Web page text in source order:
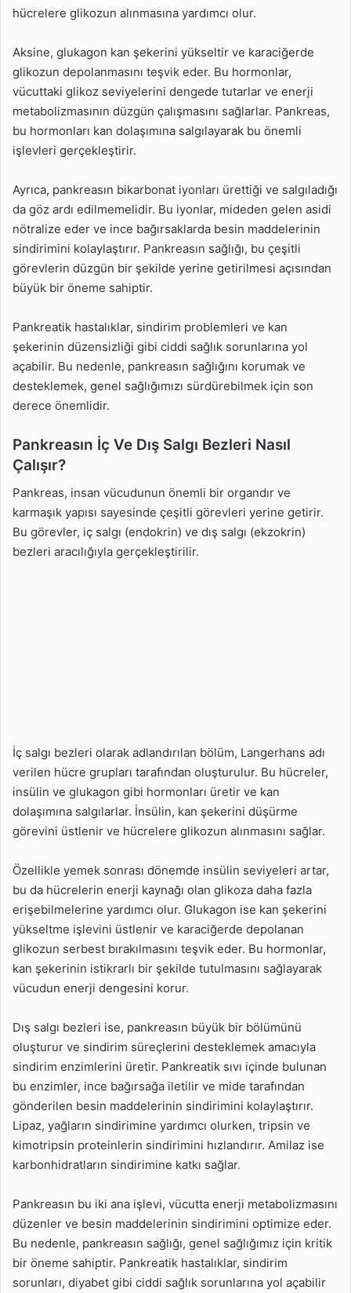
hücrelere glikozun alınmasına yardımcı olur.
Aksine, glukagon kan şekerini yükseltir ve karaciğerde
glikozun depolanmasını teşvik eder. Bu hormonlar,
vücuttaki glikoz seviyelerini dengede tutarlar ve enerji
metabolizmasının düzgün çalışmasını sağlarlar. Pankreas,
bu hormonları kan dolaşımına salgılayarak bu önemli
işlevleri gerçekleştirir.
Ayrıca, pankreasın bikarbonat iyonları ürettiği ve salgıladığı
da göz ardı edilmemelidir. Bu iyonlar, mideden gelen asidi
nötralize eder ve ince bağırsaklarda besin maddelerinin
sindirimini kolaylaştırır. Pankreasın sağlığı, bu çeşitli
görevlerin düzgün bir şekilde yerine getirilmesi açısından
büyük bir öneme sahiptir.
Pankreatik hastalıklar, sindirim problemleri ve kan
şekerinin düzensizliği gibi ciddi sağlık sorunlarına yol
açabilir. Bu nedenle, pankreasın sağlığını korumak ve
desteklemek, genel sağlığımızı sürdürebilmek için son
derece önemlidir.
Pankreasın İç Ve Dış Salgı Bezleri Nasıl
Çalışır?
Pankreas, insan vücudunun önemli bir organdır ve
karmaşık yapısı sayesinde çeşitli görevleri yerine getirir.
Bu görevler, iç salgı (endokrin) ve dış salgı (ekzokrin)
bezleri aracılığıyla gerçekleştirilir.
İç salgı bezleri olarak adlandırılan bölüm, Langerhans adı
verilen hücre grupları tarafından oluşturulur. Bu hücreler,
insülin ve glukagon gibi hormonları üretir ve kan
dolaşımına salgılarlar. İnsülin, kan şekerini düşürme
görevini üstlenir ve hücrelere glikozun alınmasını sağlar.
Özellikle yemek sonrası dönemde insülin seviyeleri artar,
bu da hücrelerin enerji kaynağı olan glikoza daha fazla
erişebilmelerine yardımcı olur. Glukagon ise kan şekerini
yükseltme işlevini üstlenir ve karaciğerde depolanan
glikozun serbest bırakılmasını teşvik eder. Bu hormonlar,
kan şekerinin istikrarlı bir şekilde tutulmasını sağlayarak
vücudun enerji dengesini korur.
Dış salgı bezleri ise, pankreasın büyük bir bölümünü
oluşturur ve sindirim süreçlerini desteklemek amacıyla
sindirim enzimlerini üretir. Pankreatik sıvı içinde bulunan
bu enzimler, ince bağırsağa iletilir ve mide tarafından
gönderilen besin maddelerinin sindirimini kolaylaştırır.
Lipaz, yağların sindirimine yardımcı olurken, tripsin ve
kimotripsin proteinlerin sindirimini hızlandırır. Amilaz ise
karbonhidratların sindirimine katkı sağlar.
Pankreasın bu iki ana işlevi, vücutta enerji metabolizmasını
düzenler ve besin maddelerinin sindirimini optimize eder.
Bu nedenle, pankreasın sağlığı, genel sağlığımız için kritik
bir öneme sahiptir. Pankreatik hastalıklar, sindirim
sorunları, diyabet gibi ciddi sağlık sorunlarına yol açabilir